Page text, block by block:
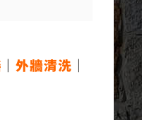
｜外牆清洗